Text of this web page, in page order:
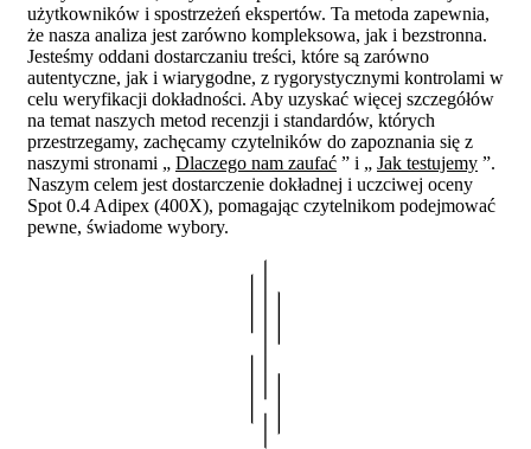
użytkowników i spostrzeżeń ekspertów. Ta metoda zapewnia,
że nasza analiza jest zarówno kompleksowa, jak i bezstronna.
Jesteśmy oddani dostarczaniu treści, które są zarówno
autentyczne, jak i wiarygodne, z rygorystycznymi kontrolami w
celu weryfikacji dokładności. Aby uzyskać więcej szczegółów
na temat naszych metod recenzji i standardów, których
przestrzegamy, zachęcamy czytelników do zapoznania się z
naszymi stronami „ Dlaczego nam zaufać ” i „ Jak testujemy ”.
Naszym celem jest dostarczenie dokładnej i uczciwej oceny
Spot 0.4 Adipex (400X), pomagając czytelnikom podejmować
pewne, świadome wybory.